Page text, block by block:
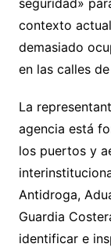
contexto
demasiado
en las calles
La
agencia está
los puertos y
Antidroga,
Guardia
identificar e